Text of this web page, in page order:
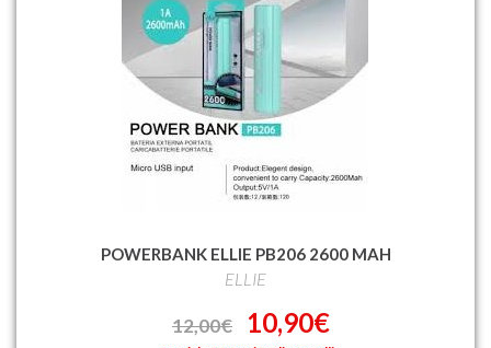
POWERBANK ELLIE PB206 2600 MAH
ELLIE
12,00€ 10,90€